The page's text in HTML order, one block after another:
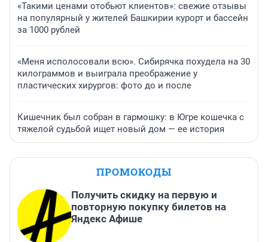
«Такими ценами отобьют клиентов»: свежие отзывы
на популярный у жителей Башкирии курорт и бассейн
за 1000 рублей
«Меня исполосовали всю». Сибирячка похудела на 30
килограммов и выиграла преображение у
пластических хирургов: фото до и после
Кишечник был собран в гармошку: в Югре кошечка с
тяжелой судьбой ищет новый дом — ее история
ПРОМОКОДЫ
Получить скидку на первую и
повторную покупку билетов на
Яндекс Афише